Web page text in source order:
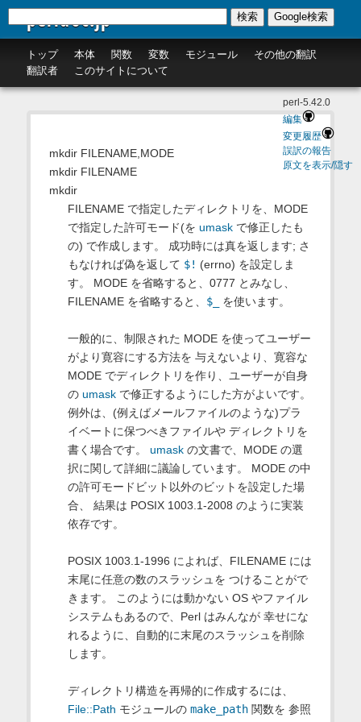
perldoc.jp
トップ 本体 関数 変数 モジュール
その他の翻訳
翻訳者
このサイトについて
検索 Google検索
perl-5.42.0
編集
変更履歴
誤訳の報告
原文を表示/隠す
mkdir FILENAME,MODE
mkdir FILENAME
mkdir
FILENAME で指定したディレクトリを、MODE
で指定した許可モード(を umaskで修正したも
の) で作成します。 成功時には真を返します; さ
もなければ偽を返して $! (errno) を設定しま
す。 MODE を省略すると、0777 とみなし、
FILENAME を省略すると、 $_ を使います。
一般的に、制限された MODE を使ってユーザー
がより寛容にする方法を 与えないより、寛容な
MODE でディレクトリを作り、ユーザーが自身
の umaskで修正するようにした方がよいです。
例外は、(例えばメールファイルのような)プラ
イベートに保つべきファイルや ディレクトリを
書く場合です。 umaskの文書で、MODE の選
択に関して詳細に議論しています。 MODE の中
の許可モードビット以外のビットを設定した場
合、 結果は POSIX 1003.1-2008 のように実装
依存です。
POSIX 1003.1-1996 によれば、FILENAME には
末尾に任意の数のスラッシュを つけることがで
きます。 このようには動かない OS やファイル
システムもあるので、Perl はみんなが 幸せにな
れるように、自動的に末尾のスラッシュを削除
します。
ディレクトリ構造を再帰的に作成するには、
File::Path モジュールの make_path関数を 参照